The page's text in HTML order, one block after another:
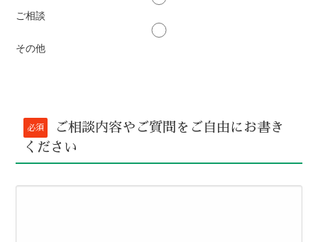
ご相談
その他
必須
ご相談内容やご質問をご自由にお書き
ください